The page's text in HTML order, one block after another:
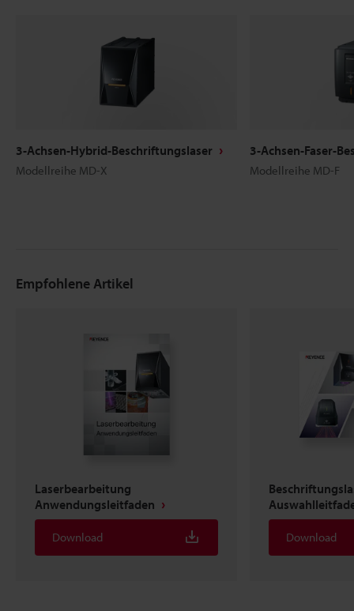
3-Achsen-Hybrid-Beschriftungslaser
Modellreihe MD-X
3-Achsen-Faser-
Modellreihe MD-F
Empfohlene Artikel
Laserbearbeitung
Anwendungsleitfaden
Download Download